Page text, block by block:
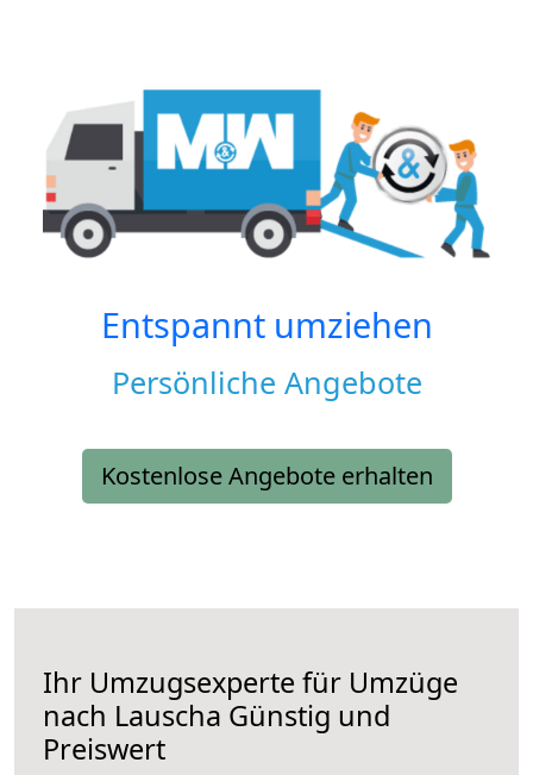
Entspannt umziehen
Persönliche Angebote
Kostenlose Angebote erhalten
Ihr Umzugsexperte für Umzüge
nach Lauscha Günstig und
Preiswert